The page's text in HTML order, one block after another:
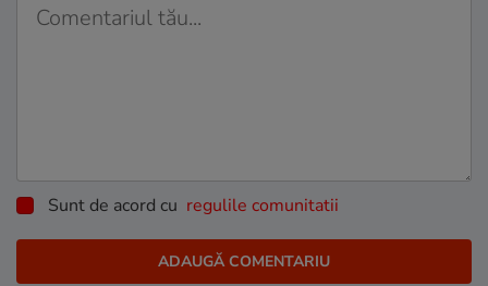
Sunt de acord cu regulile comunitatii